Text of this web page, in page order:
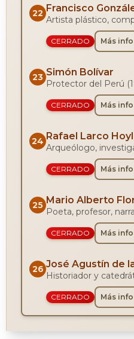
22 Francisco
CERRADO Más
23 Simón Bolívar
Protector del Perú
CERRADO Más
24 Rafael Larco
Arqueólogo,
CERRADO Más
25 Mario Alberto
CERRADO Más
26 José Agustín de
Historiador y
CERRADO Más